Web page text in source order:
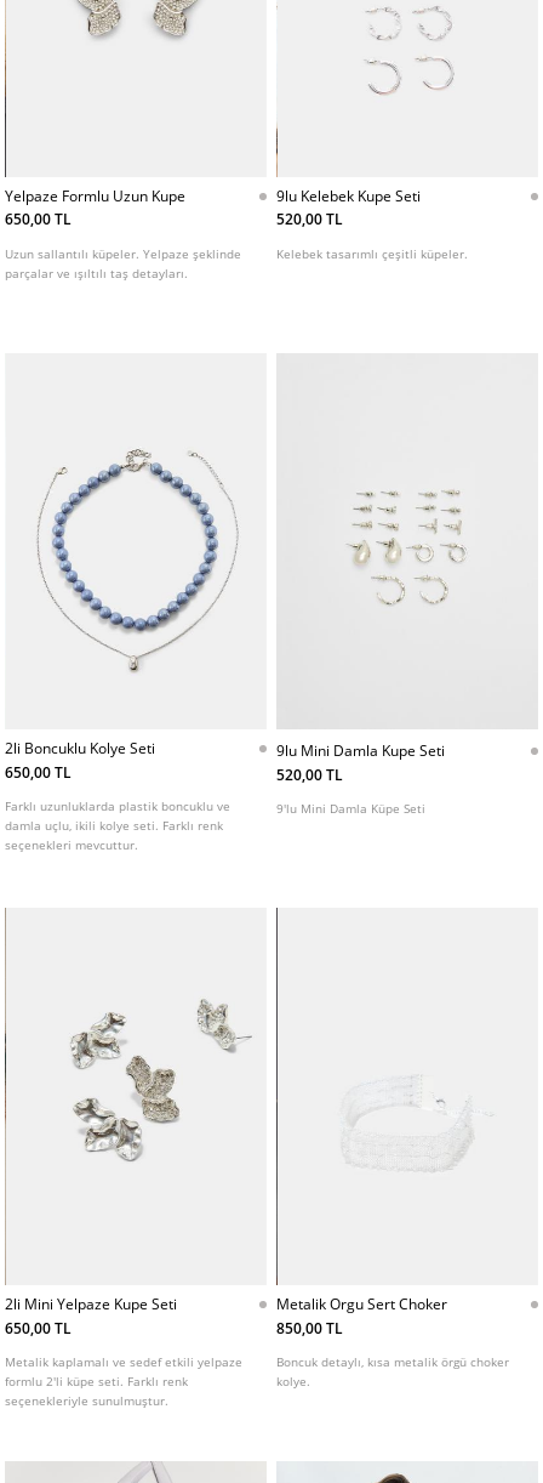
Yelpaze Formlu Uzun Kupe
650,00 TL
Uzun sallantılı küpeler. Yelpaze şeklinde
parçalar ve ışıltılı taş detayları.
9lu Kelebek Kupe Seti
520,00 TL
Kelebek tasarımlı çeşitli küpeler.
2li Boncuklu Kolye Seti
650,00 TL
Farklı uzunluklarda plastik boncuklu ve
damla uçlu, ikili kolye seti. Farklı renk
seçenekleri mevcuttur.
9lu Mini Damla Kupe Seti
520,00 TL
9'lu Mini Damla Küpe Seti
2li Mini Yelpaze Kupe Seti
650,00 TL
Metalik kaplamalı ve sedef etkili yelpaze
formlu 2'li küpe seti. Farklı renk
seçenekleriyle sunulmuştur.
Metalik Orgu Sert Choker
850,00 TL
Boncuk detaylı, kısa metalik örgü choker
kolye.